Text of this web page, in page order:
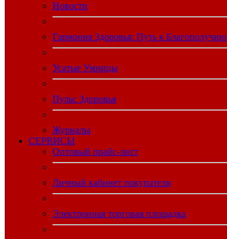
Новости
Гармония Здоровья: Путь к Благополучию
Усатые Умницы
Пульс Здоровья
Журналы
CЕРВИСЫ
Оптовый прайс-лист
Личный кабинет покупателя
Электронная торговая площадка